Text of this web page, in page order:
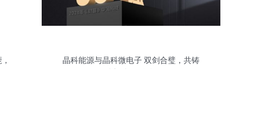
晶科能源与晶科微电子 双剑合璧，共铸